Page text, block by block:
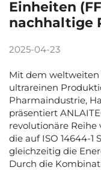
Einheiten
nachhaltige
2025-04-23
Mit dem weltweiten
ultrareinen
Pharmaindustrie,
präsentiert
revolutionäre Reihe
die auf ISO 14644-1
gleichzeitig die
Durch die